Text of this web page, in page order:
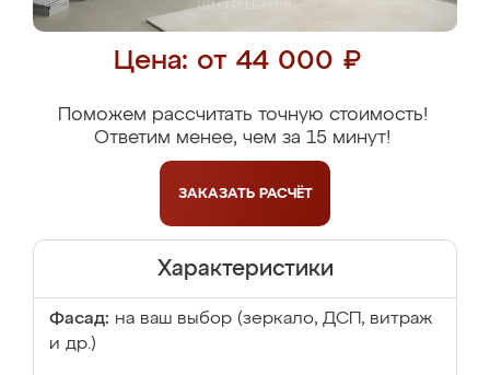
Цена: от 44 000 ₽
Поможем рассчитать точную стоимость!
Ответим менее, чем за 15 минут!
ЗАКАЗАТЬ РАСЧЁТ
Характеристики
Фасад: на ваш выбор (зеркало, ДСП, витраж
и др.)